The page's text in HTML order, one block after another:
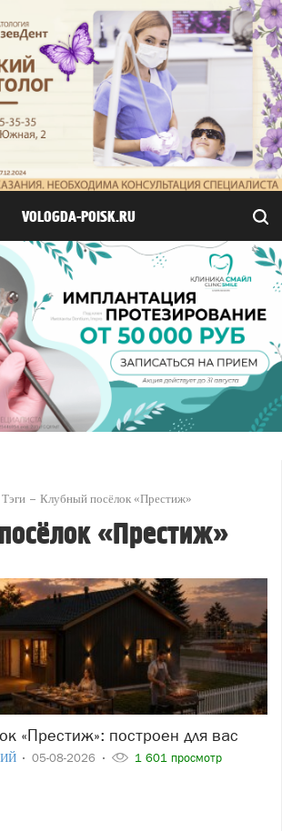
VOLOGDA-POISK.RU
Тэги Клубный посёлок «Престиж»
«Престиж»
«Престиж»: построен для вас
05-08-2026 1 601 просмотр